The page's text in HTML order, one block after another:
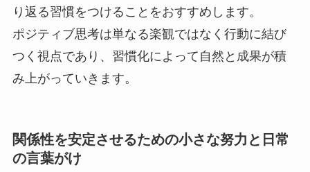
り返る習慣をつけることをおすすめします。
ポジティブ思考は単なる楽観ではなく行動に結び
つく視点であり、習慣化によって自然と成果が積
み上がっていきます。
関係性を安定させるための小さな努力と日常
の言葉がけ